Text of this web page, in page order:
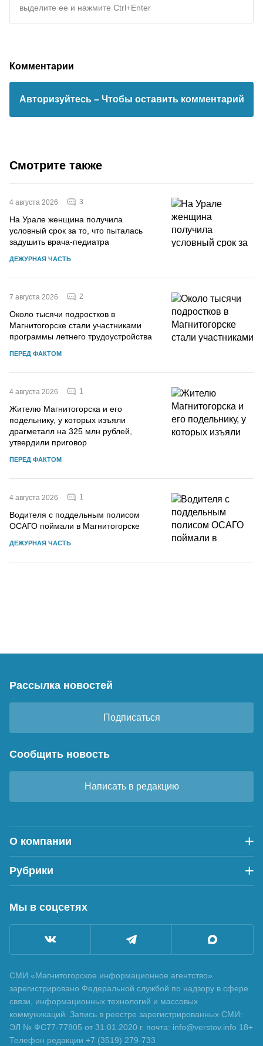
выделите ее и нажмите Ctrl+Enter
Комментарии
Авторизуйтесь – Чтобы оставить комментарий
Смотрите также
4 августа 2026 3
На Урале женщина получила
условный срок за то, что пыталась
задушить врача-педиатра
ДЕЖУРНАЯ ЧАСТЬ
7 августа 2026 2
Около тысячи подростков в
Магнитогорске стали участниками
программы летнего трудоустройства
ПЕРЕД ФАКТОМ
4 августа 2026 1
Жителю Магнитогорска и его
подельнику, у которых изъяли
драгметалл на 325 млн рублей,
утвердили приговор
ПЕРЕД ФАКТОМ
4 августа 2026 1
Водителя с поддельным полисом
ОСАГО поймали в Магнитогорске
ДЕЖУРНАЯ ЧАСТЬ
Рассылка новостей
Подписаться
Сообщить новость
Написать в редакцию
О компании
Рубрики
Мы в соцсетях
СМИ «Магнитогорское информационное агентство»
зарегистрировано Федеральной службой по надзору в сфере
связи, информационных технологий и массовых
коммуникаций. Запись в реестре зарегистрированных СМИ:
ЭЛ № ФС77-77805 от 31.01.2020 г. почта: info@verstov.info 18+
Телефон редакции +7 (3519) 279-733